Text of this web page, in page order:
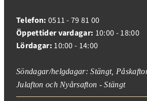
Telefon: 0511 - 79 81 00
Öppettider vardagar: 10:00 - 18:00
Lördagar: 10:00 - 14:00
Söndagar/helgdagar: Stängt,
Julafton och Nyårsafton - Stängt